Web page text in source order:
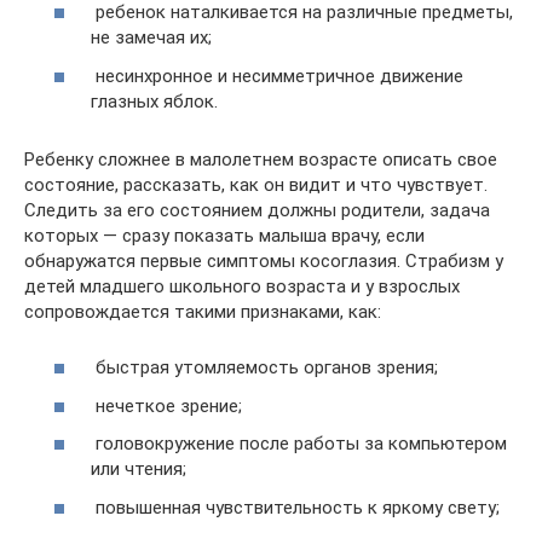
ребенок наталкивается на различные предметы,
не замечая их;
несинхронное и несимметричное движение
глазных яблок.
Ребенку сложнее в малолетнем возрасте описать свое
состояние, рассказать, как он видит и что чувствует.
Следить за его состоянием должны родители, задача
которых — сразу показать малыша врачу, если
обнаружатся первые симптомы косоглазия. Страбизм у
детей младшего школьного возраста и у взрослых
сопровождается такими признаками, как:
быстрая утомляемость органов зрения;
нечеткое зрение;
головокружение после работы за компьютером
или чтения;
повышенная чувствительность к яркому свету;